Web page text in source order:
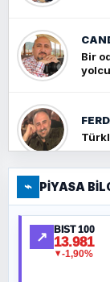
Bir
⌁ PIYASA
↗ BIST 100
13.981
▼-1,90%